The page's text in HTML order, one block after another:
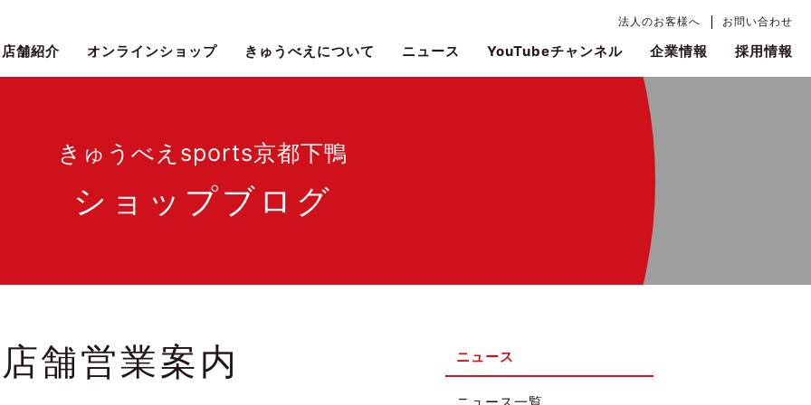
法人のお客様へ お問い合わせ
店舗紹介 オンラインショップ きゅうべえについて ニュース YouTubeチャンネル 企業情報 採用情報
きゅうべえsports京都下鴨
ショップブログ
舗営業案内 ニュース